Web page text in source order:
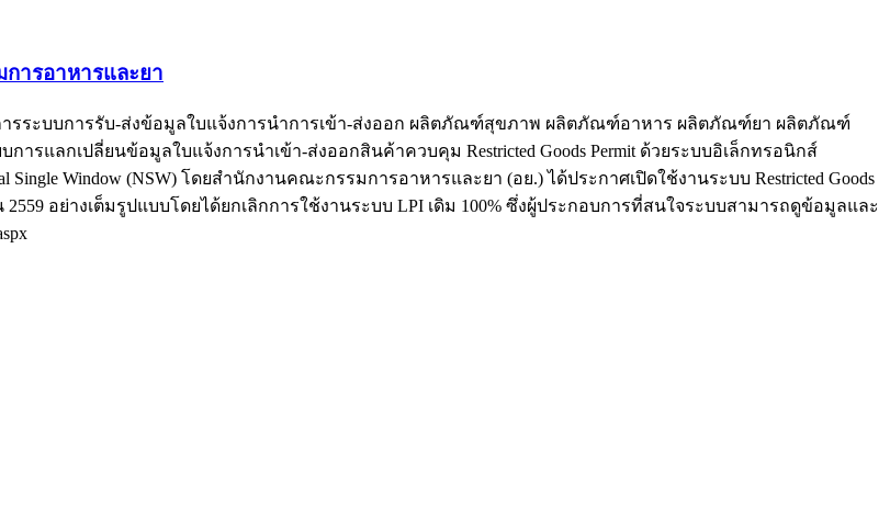
ารอาหารและยา
ารระบบการรับ-ส่งข้อมูลใบแจ้งการนำการเข้า-ส่งออก ผลิตภัณฑ์สุขภาพ ผลิตภัณฑ์อาหาร ผลิตภัณฑ์ยา ผลิตภัณฑ์
แลกเปลี่ยนข้อมูลใบแจ้งการนำเข้า-ส่งออกสินค้าควบคุม Restricted Goods Permit ด้วยระบบอิเล็กทรอนิกส์
Window (NSW) โดยสำนักงานคณะกรรมการอาหารและยา (อย.) ได้ประกาศเปิดใช้งานระบบ Restricted Goods
อย่างเต็มรูปแบบโดยได้ยกเลิกการใช้งานระบบ LPI เดิม 100% ซึ่งผู้ประกอบการที่สนใจระบบสามารถดูข้อมูลและ